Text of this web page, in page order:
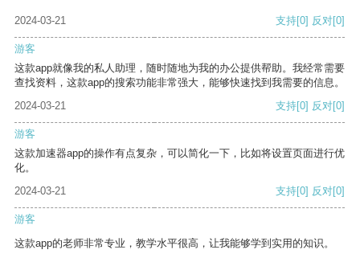
2024-03-21 支持[0] 反对[0]
游客
这款app就像我的私人助理，随时随地为我的办公提供帮助。我经常需要
查找资料，这款app的搜索功能非常强大，能够快速找到我需要的信息。
2024-03-21
支持[0] 反对[0]
游客
这款加速器app的操作有点复杂，可以简化一下，比如将设置页面进行优
化。
2024-03-21
支持[0] 反对[0]
游客
这款app的老师非常专业，教学水平很高，让我能够学到实用的知识。